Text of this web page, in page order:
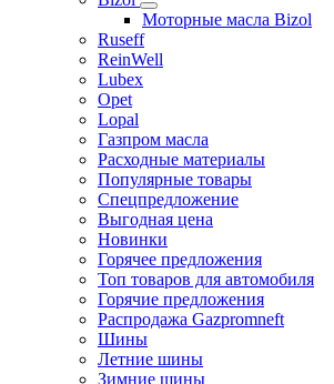
Моторные масла Bizol
Ruseff
ReinWell
Lubex
Opet
Lopal
Газпром масла
Расходные материалы
Популярные товары
Спецпредложение
Выгодная цена
Новинки
Горячее предложения
Топ товаров для автомобиля
Горячие предложения
Распродажа Gazpromneft
Шины
Летние шины
Зимние шины